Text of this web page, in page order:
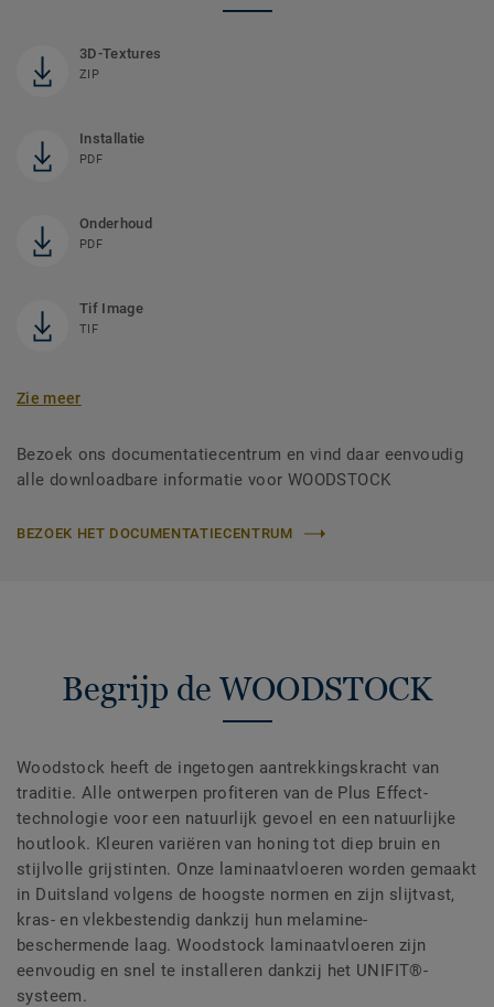
3D-Textures
ZIP
Installatie
PDF
Onderhoud
PDF
Tif Image
TIF
Zie meer
Bezoek ons documentatiecentrum en vind daar eenvoudig
alle downloadbare informatie voor WOODSTOCK
BEZOEK HET DOCUMENTATIECENTRUM
Begrijp de WOODSTOCK
Woodstock heeft de ingetogen aantrekkingskracht van
traditie. Alle ontwerpen profiteren van de Plus Effect-
technologie voor een natuurlijk gevoel en een natuurlijke
houtlook. Kleuren variëren van honing tot diep bruin en
stijlvolle grijstinten. Onze laminaatvloeren worden gemaakt
in Duitsland volgens de hoogste normen en zijn slijtvast,
kras- en vlekbestendig dankzij hun melamine-
beschermende laag. Woodstock laminaatvloeren zijn
eenvoudig en snel te installeren dankzij het UNIFIT®-
systeem.